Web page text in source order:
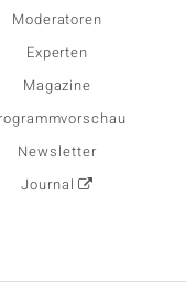
Moderatoren
Experten
Magazine
Newsletter
Journal